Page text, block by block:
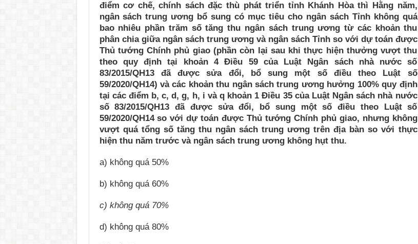
điểm cơ chế, chính sách đặc thù phát triển tỉnh Khánh Hòa thì Hằng năm,
ngân sách trung ương bổ sung có mục tiêu cho ngân sách Tỉnh không quá
bao nhiêu phần trăm số tăng thu ngân sách trung ương từ các khoản thu
phân chia giữa ngân sách trung ương và ngân sách Tỉnh so với dự toán được
Thủ tướng Chính phủ giao (phần còn lại sau khi thực hiện thưởng vượt thu
theo quy định tại khoản 4 Điều 59 của Luật Ngân sách nhà nước số
83/2015/QH13 đã được sửa đổi, bổ sung một số điều theo Luật số
59/2020/QH14) và các khoản thu ngân sách trung ương hưởng 100% quy định
tại các điểm b, c, d, g, h, i và q khoản 1 Điều 35 của Luật Ngân sách nhà nước
số 83/2015/QH13 đã được sửa đổi, bổ sung một số điều theo Luật số
59/2020/QH14 so với dự toán được Thủ tướng Chính phủ giao, nhưng không
vượt quá tổng số tăng thu ngân sách trung ương trên địa bàn so với thực
hiện thu năm trước và ngân sách trung ương không hụt thu.
a) không quá 50%
b) không quá 60%
c) không quá 70%
d) không quá 80%